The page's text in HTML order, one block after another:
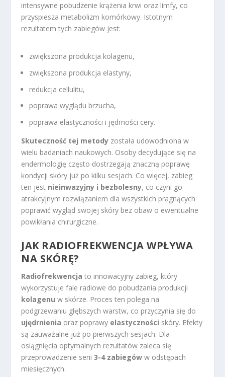
intensywne pobudzenie krążenia krwi oraz limfy, co
przyspiesza metabolizm komórkowy. Istotnym
rezultatem tych zabiegów jest:
zwiększona produkcja kolagenu,
zwiększona produkcja elastyny,
redukcja cellulitu,
poprawa wyglądu brzucha,
poprawa elastyczności i jędrności cery.
Skuteczność tej metody została udowodniona w
wielu badaniach naukowych. Osoby decydujące się na
endermologię często dostrzegają znaczną poprawę
kondycji skóry już po kilku sesjach. Co więcej, zabieg
ten jest nieinwazyjny i bezbolesny, co czyni go
atrakcyjnym rozwiązaniem dla wszystkich pragnących
poprawić wygląd swojej skóry bez obaw o ewentualne
powikłania chirurgiczne.
JAK RADIOFREKWENCJA WPŁYWA
NA SKÓRĘ?
Radiofrekwencja to innowacyjny zabieg, który
wykorzystuje fale radiowe do pobudzania produkcji
kolagenu w skórze. Proces ten polega na
podgrzewaniu głębszych warstw, co przyczynia się do
ujędrnienia oraz poprawy elastyczności skóry. Efekty
są zauważalne już po pierwszych sesjach. Dla
osiągnięcia optymalnych rezultatów zaleca się
przeprowadzenie serii3-4 zabiegów w odstępach
miesięcznych.